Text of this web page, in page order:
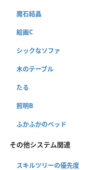
魔石結晶
絵画C
シックなソファ
木のテーブル
たる
照明B
ふかふかのベッド
その他システム関連
スキルツリーの優先度